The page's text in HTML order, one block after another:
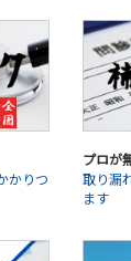
かりつ
プロが
取り漏
ます